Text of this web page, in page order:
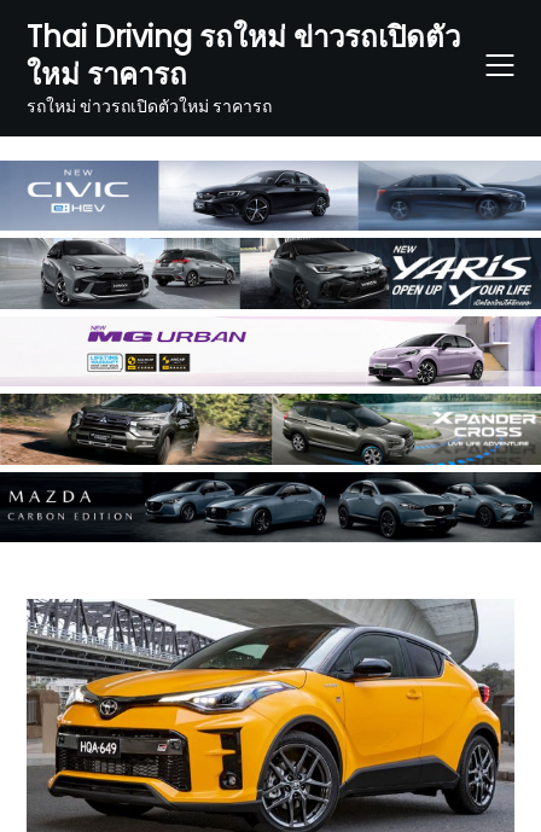
content
Thai Driving รถใหม่ ข่าวรถเปิดตัว
ใหม่ ราคารถ
รถใหม่ ข่าวรถเปิดตัวใหม่ ราคารถ